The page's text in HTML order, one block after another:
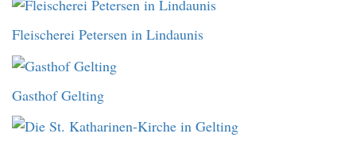
Fleischerei Petersen in Lindaunis
Gasthof Gelting